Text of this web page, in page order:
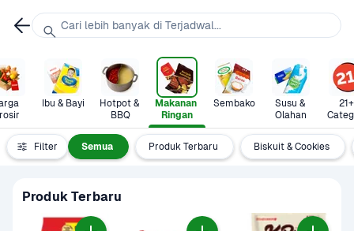
Ibu & Bayi
Hotpot &
BBQ
Makanan
Ringan
Sembako
Susu &
Olahan
21+
Filter Semua Produk Terbaru Biskuit & Cookies
Produk Terbaru
Cari lebih banyak di Terjadwal...